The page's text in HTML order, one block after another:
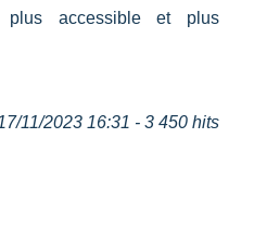
accessible et plus
11/2023 16:31 - 3 450 hits